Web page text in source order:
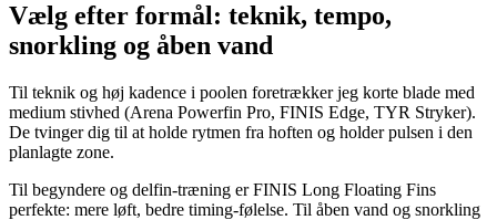
Vælg efter formål: teknik, tempo,
snorkling og åben vand
Til teknik og høj kadence i poolen foretrækker jeg korte blade med
medium stivhed (Arena Powerfin Pro, FINIS Edge, TYR Stryker).
De tvinger dig til at holde rytmen fra hoften og holder pulsen i den
planlagte zone.
Til begyndere og delfin-træning er FINIS Long Floating Fins
perfekte: mere løft, bedre timing-følelse. Til åben vand og snorkling